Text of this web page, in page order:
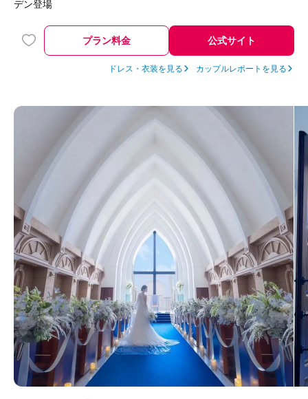
デン登場
プラン料金 公式サイト
ドレス・衣装を見る カップルレポートを見る